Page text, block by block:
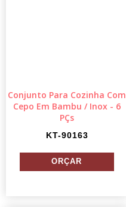
Conjunto Para Cozinha Com
Cepo Em Bambu / Inox - 6
PÇs
KT-90163